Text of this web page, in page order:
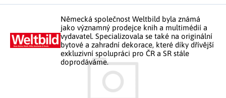
Květiny a věnce
Světelné dekorace
Fontány a kašny
Velikonoční dekorace
Domácí elektro
Předsíň a chodba
Koupelna a záchod
Kuchyňské pomůcky
Prostírání a stolování
Příprava nápojů
Grilování a smažení
Koupelnový nábytek
Nábytek do předsíně
Nábytek do ložnice
Zahrada
Německá společnost Weltbild byla známá
jako významný prodejce knih a multimédií a
vydavatel. Specializovala se také na originální
bytové a zahradní dekorace, které díky dřívější
exkluzivní spolupráci pro ČR a SR stále
doprodáváme.